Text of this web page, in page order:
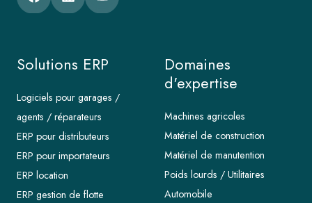
Solutions ERP
Logiciels pour garages /
agents / réparateurs
ERP pour distributeurs
ERP pour importateurs
ERP location
ERP gestion de flotte
Domaines
d'expertise
Machines agricoles
Matériel de construction
Matériel de manutention
Poids lourds / Utilitaires
Automobile